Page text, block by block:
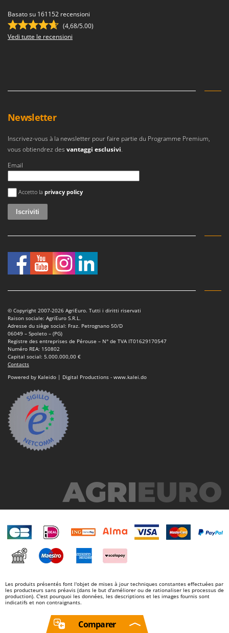
Basato su 161152 recensioni
(4,68/5.00)
Vedi tutte le recensioni
Newsletter
Inscrivez-vous à la newsletter pour faire partie du Programme Premium,
vous obtiendrez des vantaggi esclusivi.
Email
Si è verificato un errore
Accetto la privacy policy
© Copyright 2007-2026 AgriEuro. Tutti i diritti riservati
Raison sociale: AgriEuro S.R.L.
Adresse du siège social: Fraz. Petrognano 50/D
06049 – Spoleto – (PG)
Registre des entreprises de Pérouse – N° de TVA IT01629170547
Numéro REA: 150802
Capital social: 5.000.000,00 €
Contacts
Powered by Kaleido | Digital Productions - www.kalei.do
Les produits présentés font l'objet de mises à jour techniques constantes effectuées par
les producteurs sans préavis (dans le but d'améliorer ou de rationaliser les processus de
production). C'est pourquoi les données, les descriptions et les images fournis sont
indicatifs et non contraignants.
Comparer